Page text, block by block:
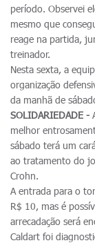
período. Observei
mesmo que
reage na partida,
treinador.
Nesta sexta, a
organização
da manhã de
SOLIDARIEDADE -
melhor
sábado terá um
ao tratamento do
Crohn.
A entrada para o
R$ 10, mas é
arrecadação será
Caldart foi